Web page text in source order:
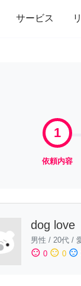
サービス
家事 引
1
依頼内容
dog love
男性 / 20代 /
sentiment_satisfied 0 sentiment_neutral 0 sentiment_dissatisfied